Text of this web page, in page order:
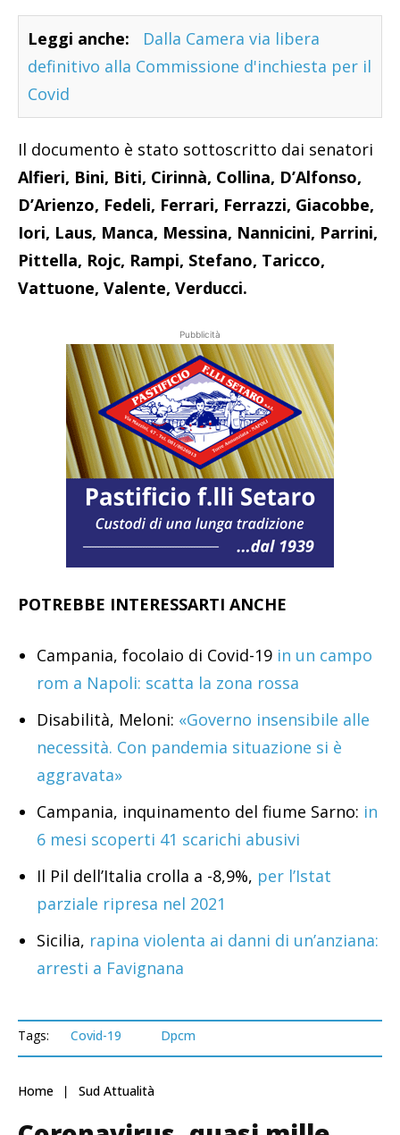
Leggi anche:
Dalla Camera via libera
definitivo alla Commissione d'inchiesta per il
Covid
Il documento è stato sottoscritto dai senatori
Alfieri, Bini, Biti, Cirinnà, Collina, D’Alfonso,
D’Arienzo, Fedeli, Ferrari, Ferrazzi, Giacobbe,
Iori, Laus, Manca, Messina, Nannicini, Parrini,
Pittella, Rojc, Rampi, Stefano, Taricco,
Vattuone, Valente, Verducci.
Pubblicità
POTREBBE INTERESSARTI ANCHE
Campania, focolaio di Covid-19 in un campo
rom a Napoli: scatta la zona rossa
Disabilità, Meloni: «Governo insensibile alle
necessità. Con pandemia situazione si è
aggravata»
Campania, inquinamento del fiume Sarno: in
6 mesi scoperti 41 scarichi abusivi
Il Pil dell’Italia crolla a -8,9%, per l’Istat
parziale ripresa nel 2021
Sicilia, rapina violenta ai danni di un’anziana:
arresti a Favignana
Tags: Covid-19 Dpcm
Home Sud Attualità